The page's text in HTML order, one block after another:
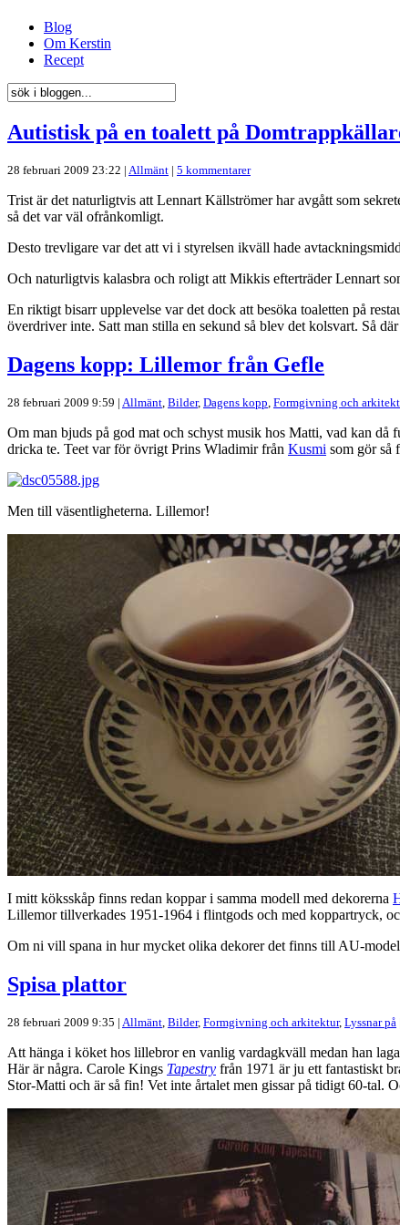
Blog
Om Kerstin
Recept
Autistisk på en toalett på
28 februari 2009 23:22 | Allmänt | 5 kommentarer
Trist är det naturligtvis att Lennart Källströmer har avgått som
så det var väl ofrånkomligt.
Desto trevligare var det att vi i styrelsen ikväll hade
Och naturligtvis kalasbra och roligt att Mikkis efterträder Lennart
En riktigt bisarr upplevelse var det dock att besöka toaletten på
överdriver inte. Satt man stilla en sekund så blev det kolsvart. Så
Dagens kopp: Lillemor från Gefle
28 februari 2009 9:59 | Allmänt, Bilder, Dagens kopp, Formgivning och
Om man bjuds på god mat och schyst musik hos Matti, vad kan
dricka te. Teet var för övrigt Prins Wladimir från Kusmi som gör så
Men till väsentligheterna. Lillemor!
I mitt köksskåp finns redan koppar i samma modell med dekorerna
Lillemor tillverkades 1951-1964 i flintgods och med koppartryck,
Om ni vill spana in hur mycket olika dekorer det finns till AU-
Spisa plattor
28 februari 2009 9:35 | Allmänt Bilder, Formgivning och arkitektur, Lyssnar på
Att hänga i köket hos lillebror en vanlig vardagkväll medan han
Här är några. Carole Kings Tapestry från 1971 är ju ett fantastiskt
Stor-Matti och är så fin! Vet inte årtalet men gissar på tidigt 60-tal.